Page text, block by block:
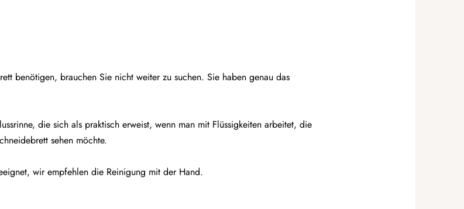
benötigen, brauchen Sie nicht weiter zu suchen. Sie haben genau das
die sich als praktisch erweist, wenn man mit Flüssigkeiten arbeitet, die
sehen möchte.
wir empfehlen die Reinigung mit der Hand.